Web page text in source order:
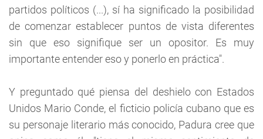
partidos políticos (...), sí ha significado la posibilidad
de comenzar establecer puntos de vista diferentes
sin que eso signifique ser un opositor. Es muy
importante entender eso y ponerlo en práctica".
Y preguntado qué piensa del deshielo con Estados
Unidos Mario Conde, el ficticio policía cubano que es
su personaje literario más conocido, Padura cree que